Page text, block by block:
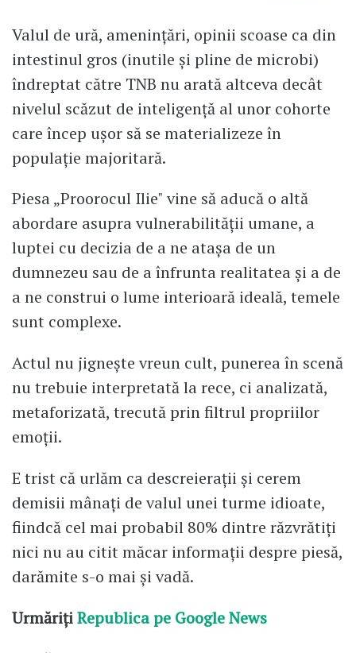
Valul de ură, amenințări, opinii scoase ca din
intestinul gros (inutile și pline de microbi)
îndreptat către TNB nu arată altceva decât
nivelul scăzut de inteligență al unor cohorte
care încep ușor să se materializeze în
populație majoritară.
Piesa „Proorocul Ilie" vine să aducă o altă
abordare asupra vulnerabilității umane, a
luptei cu decizia de a ne atașa de un
dumnezeu sau de a înfrunta realitatea și a de
a ne construi o lume interioară ideală, temele
sunt complexe.
Actul nu jignește vreun cult, punerea în scenă
nu trebuie interpretată la rece, ci analizată,
metaforizată, trecută prin filtrul propriilor
emoții.
E trist că urlăm ca descreierații și cerem
demisii mânați de valul unei turme idioate,
fiindcă cel mai probabil 80% dintre răzvrătiți
nici nu au citit măcar informații despre piesă,
darămite s-o mai și vadă.
UrmărițiRepublica pe Google News